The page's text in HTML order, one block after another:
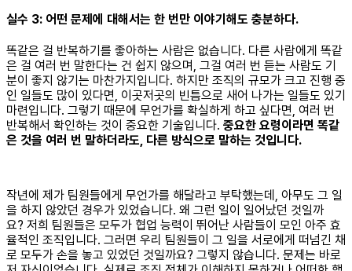
실수 3: 어떤 문제에 대해서는 한 번만 이야기해도 충분하다.
똑같은 걸 반복하기를 좋아하는 사람은 없습니다. 다른 사람에게 똑같
은 걸 여러 번 말한다는 건 쉽지 않으며, 그걸 여러 번 듣는 사람도 기
분이 좋지 않기는 마찬가지입니다. 하지만 조직의 규모가 크고 진행 중
인 일들도 많이 있다면, 이곳저곳의 빈틈으로 새어 나가는 일들도 있기
마련입니다. 그렇기 때문에 무언가를 확실하게 하고 싶다면, 여러 번
반복해서 확인하는 것이 중요한 기술입니다. 중요한 요령이라면 똑같
은 것을 여러 번 말하더라도, 다른 방식으로 말하는 것입니다.
작년에 제가 팀원들에게 무언가를 해달라고 부탁했는데, 아무도 그 일
을 하지 않았던 경우가 있었습니다. 왜 그런 일이 일어났던 것일까
요? 저희 팀원들은 모두가 협업 능력이 뛰어난 사람들이 모인 아주 효
율적인 조직입니다. 그러면 우리 팀원들이 그 일을 서로에게 떠넘긴 채
로 모두가 손을 놓고 있었던 것일까요? 그렇지 않습니다. 문제는 바로